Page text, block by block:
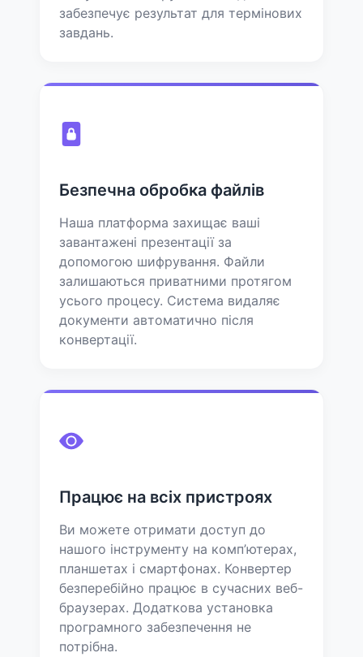
забезпечує результат для термінових
завдань.
Безпечна обробка файлів
Наша платформа захищає ваші
завантажені презентації за
допомогою шифрування. Файли
залишаються приватними протягом
усього процесу. Система видаляє
документи автоматично після
конвертації.
Працює на всіх пристроях
Ви можете отримати доступ до
нашого інструменту на комп’ютерах,
планшетах і смартфонах. Конвертер
безперебійно працює в сучасних веб-
браузерах. Додаткова установка
програмного забезпечення не
потрібна.